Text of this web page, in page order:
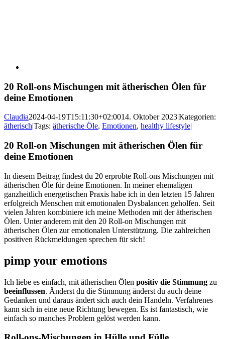
20 Roll-ons Mischungen mit ätherischen Ölen für
deine Emotionen
Claudia2024-04-19T15:11:30+02:0014. Oktober 2023|Kategorien:
ätherisch|Tags: ätherische Öle, Emotionen, healthy lifestyle|
20 Roll-on Mischungen mit ätherischen Ölen für
deine Emotionen
In diesem Beitrag findest du 20 erprobte Roll-ons Mischungen mit
ätherischen Öle für deine Emotionen. In meiner ehemaligen
ganzheitlich energetischen Praxis habe ich in den letzten 15 Jahren
erfolgreich Menschen mit emotionalen Dysbalancen geholfen. Seit
vielen Jahren kombiniere ich meine Methoden mit der ätherischen
Ölen. Unter anderem mit den 20 Roll-on Mischungen mit
ätherischen Ölen zur emotionalen Unterstützung. Die zahlreichen
positiven Rückmeldungen sprechen für sich!
pimp your emotions
Ich liebe es einfach, mit ätherischen Ölen positiv die Stimmung zu
beeinflussen. Änderst du die Stimmung änderst du auch deine
Gedanken und daraus ändert sich auch dein Handeln. Verfahrenes
kann sich in eine neue Richtung bewegen. Es ist fantastisch, wie
einfach so manches Problem gelöst werden kann.